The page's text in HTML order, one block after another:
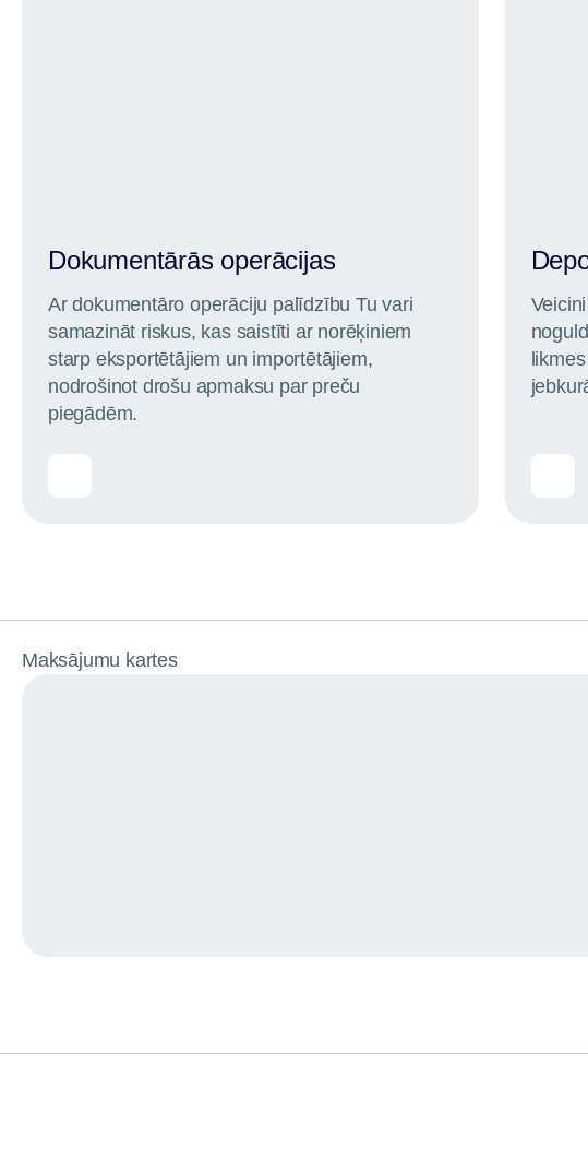
Dokumentārās operācijas
Ar dokumentāro operāciju palīdzību Tu vari
samazināt riskus, kas saistīti ar norēķiniem
starp eksportētājiem un importētājiem,
nodrošinot drošu apmaksu par preču
piegādēm.
Maksājumu kartes